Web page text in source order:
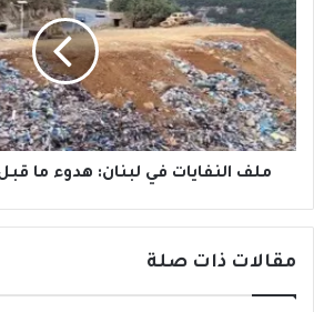
في
لبنان:
هدوء
ما
قبل…
الخطة
–
الخططملف النفايات في لبنان: هدوء ما
مقالات ذات صلة